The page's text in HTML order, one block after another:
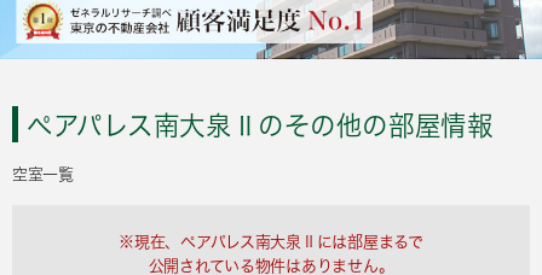
ペアパレス南大泉Ⅱのその他の部屋情報
空室一覧
※現在、ペアパレス南大泉Ⅱには部屋まるで
公開されている物件はありません。